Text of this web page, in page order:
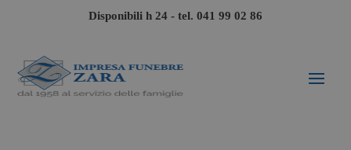
Disponibili h 24 - tel. 041 99 02 86